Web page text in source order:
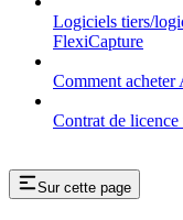
Logiciels tiers/
FlexiCapture
Comment
Contrat de
Sur cette page